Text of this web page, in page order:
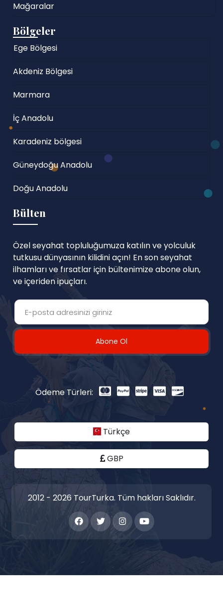
Mağaralar
Bölgeler
Ege Bölgesi
Akdeniz Bölgesi
Marmara
İç Anadolu
Karadeniz bölgesi
Güneydoğu Anadolu
Doğu Anadolu
Bülten
Özel seyahat topluluğumuza katılın ve yolculuk
tutkusu dünyasının kilidini açın! En son seyahat
ilhamları ve fırsatlar için bültenimize abone olun,
ve içeriden ipuçları.
Abone Ol
Ödeme Türleri:
Türkçe
GBP
2012 - 2026 TourTurka. Tüm hakları Saklıdır.